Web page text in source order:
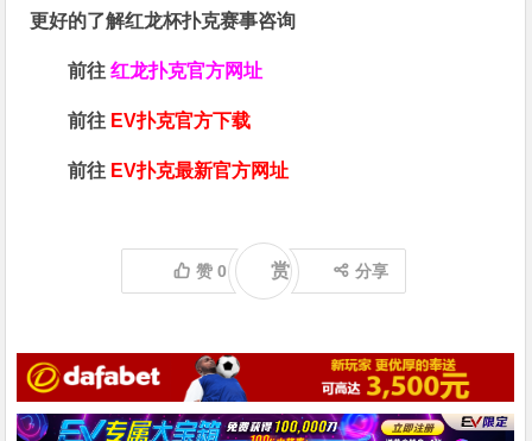
更好的了解红龙杯扑克赛事咨询
前往红龙扑克官方网址
前往 EV扑克官方下载
前往 EV扑克最新官方网址
赞0 赏 分享